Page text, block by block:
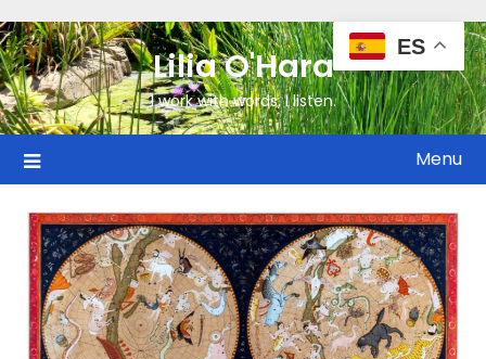
Lilia O'Hara
I work with words, I listen.
Menu
ES